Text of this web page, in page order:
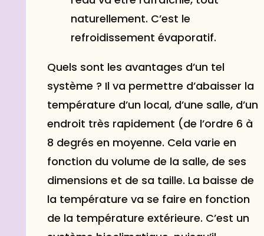
naturellement. C’est le
refroidissement évaporatif.
Quels sont les avantages d’un tel
système ? Il va permettre d’abaisser la
température d’un local, d’une salle, d’un
endroit très rapidement (de l’ordre 6 à
8 degrés en moyenne. Cela varie en
fonction du volume de la salle, de ses
dimensions et de sa taille. La baisse de
la température va se faire en fonction
de la température extérieure. C’est un